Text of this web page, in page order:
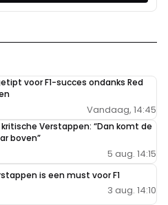
voor F1-succes ondanks Red
Vandaag, 14:45
Verstappen: “Dan komt de
boven”
5 aug. 14:15
is een must voor F1
3 aug. 14:10